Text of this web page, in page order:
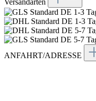
Versandarten
ANFAHRT/ADRESSE